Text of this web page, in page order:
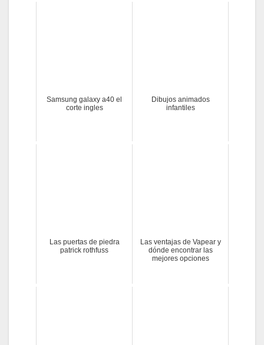
Samsung galaxy a40 el
corte ingles
Dibujos animados
infantiles
Las puertas de piedra
patrick rothfuss
Las ventajas de Vapear y
dónde encontrar las
mejores opciones